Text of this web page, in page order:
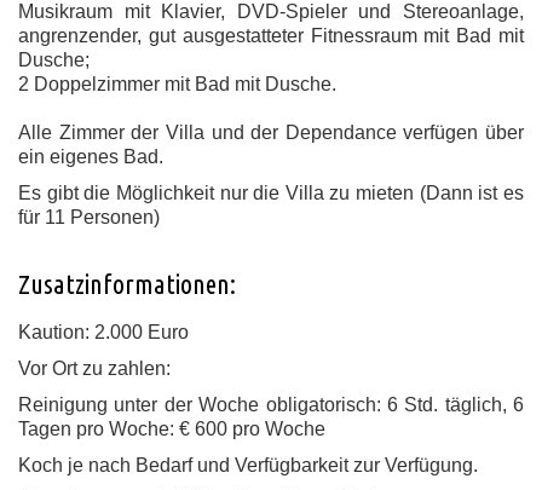
Musikraum mit Klavier, DVD-Spieler und Stereoanlage,
angrenzender, gut ausgestatteter Fitnessraum mit Bad mit
Dusche;
2 Doppelzimmer mit Bad mit Dusche.
Alle Zimmer der Villa und der Dependance verfügen über
ein eigenes Bad.
Es gibt die Möglichkeit nur die Villa zu mieten (Dann ist es
für 11 Personen)
Zusatzinformationen:
Kaution: 2.000 Euro
Vor Ort zu zahlen:
Reinigung unter der Woche obligatorisch: 6 Std. täglich, 6
Tagen pro Woche: € 600 pro Woche
Koch je nach Bedarf und Verfügbarkeit zur Verfügung.